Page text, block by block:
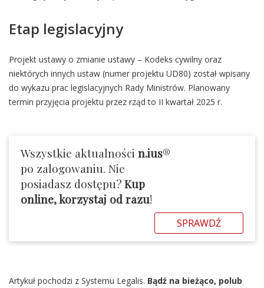
Etap legislacyjny
Projekt ustawy o zmianie ustawy – Kodeks cywilny oraz
niektórych innych ustaw (numer projektu UD80) został wpisany
do wykazu prac legislacyjnych Rady Ministrów. Planowany
termin przyjęcia projektu przez rząd to II kwartał 2025 r.
Wszystkie aktualności n.ius®
po zalogowaniu. Nie
posiadasz dostępu?Kup
online, korzystaj od razu!
SPRAWDŹ
Artykuł pochodzi z Systemu Legalis. Bądź na bieżąco, polub